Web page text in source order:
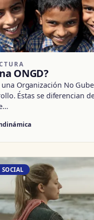
ONGD?
una Organización No
Éstas se diferencian